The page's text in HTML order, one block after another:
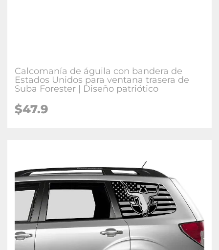
Calcomanía de águila con bandera de
Estados Unidos para ventana trasera de
Suba Forester | Diseño patriótico
$47.9